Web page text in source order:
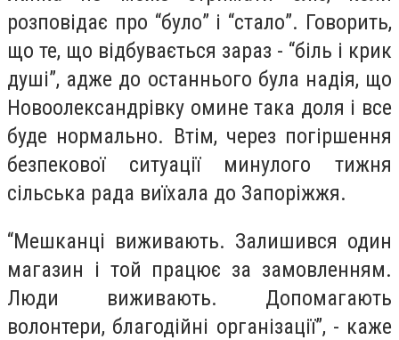
розповідає про “було” і “стало”. Говорить,
що те, що відбувається зараз - “біль і крик
душі”, адже до останнього була надія, що
Новоолександрівку омине така доля і все
буде нормально. Втім, через погіршення
безпекової ситуації минулого тижня
сільська рада виїхала до Запоріжжя.
“Мешканці виживають. Залишився один
магазин і той працює за замовленням.
Люди виживають. Допомагають
волонтери, благодійні організації”, - каже